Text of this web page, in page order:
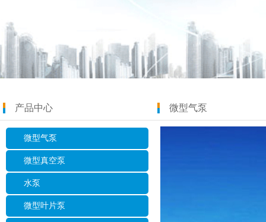
产品中心
微型气泵
微型真空泵
水泵
微型叶片泵
微型气泵